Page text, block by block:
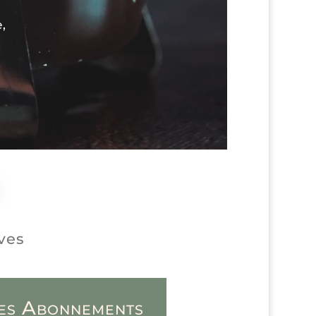
Abonnements